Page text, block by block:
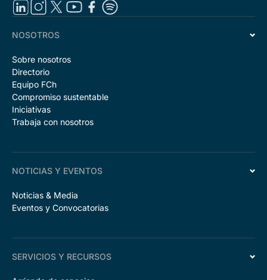
NOSOTROS
Sobre nosotros
Directorio
Equipo FCh
Compromiso sustentable
Iniciativas
Trabaja con nosotros
NOTICIAS Y EVENTOS
Noticias & Media
Eventos y Convocatorias
SERVICIOS Y RECURSOS